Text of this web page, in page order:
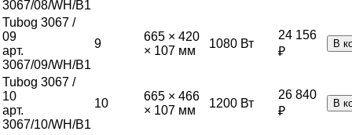
3067/08/WH/B1
Tubog 3067 /
09
арт.
3067/09/WH/B1
9
665 × 420
× 107 мм
1080 Вт
24 156
₽
В
Tubog 3067 /
10
арт.
3067/10/WH/B1
10
665 × 466
× 107 мм
1200 Вт
26 840
₽
В